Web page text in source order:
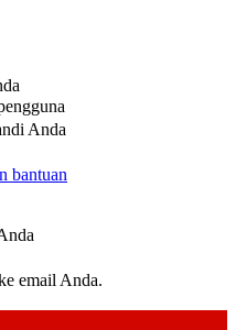
Anda
bantuan
email Anda.